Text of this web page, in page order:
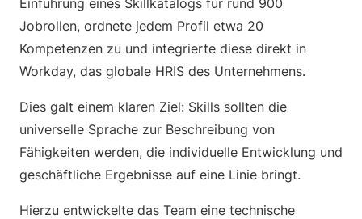
Einführung eines Skillkatalogs für rund 900
Jobrollen, ordnete jedem Profil etwa 20
Kompetenzen zu und integrierte diese direkt in
Workday, das globale HRIS des Unternehmens.
Dies galt einem klaren Ziel: Skills sollten die
universelle Sprache zur Beschreibung von
Fähigkeiten werden, die individuelle Entwicklung und
geschäftliche Ergebnisse auf eine Linie bringt.
Hierzu entwickelte das Team eine technische